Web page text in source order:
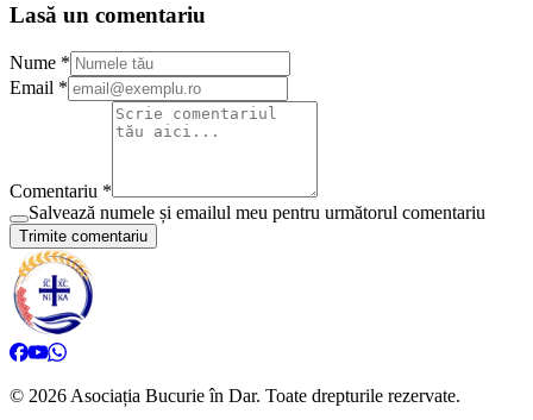
Lasă un comentariu
Nume *
Email *
Comentariu *
Salvează numele și emailul meu pentru următorul comentariu
Trimite comentariu
© 2026 Asociația Bucurie în Dar. Toate drepturile rezervate.